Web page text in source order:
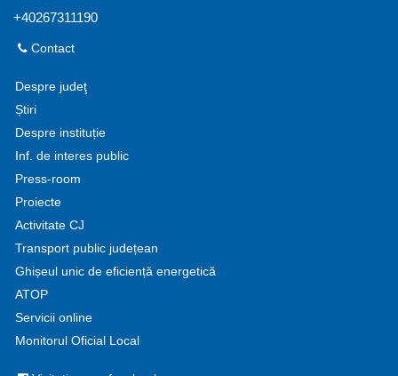
+40267311190
Contact
Despre judeţ
Știri
Despre instituție
Inf. de interes public
Press-room
Proiecte
Activitate CJ
Transport public județean
Ghișeul unic de eficiență energetică
ATOP
Servicii online
Monitorul Oficial Local